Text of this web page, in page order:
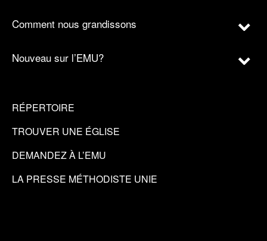
Comment nous grandissons
Nouveau sur l’EMU?
RÉPERTOIRE
TROUVER UNE ÉGLISE
DEMANDEZ À L’EMU
LA PRESSE MÉTHODISTE UNIE